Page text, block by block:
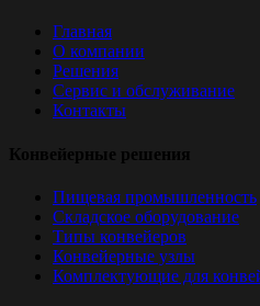
Главная
О компании
Решения
Сервис и обслуживание
Контакты
Конвейерные решения
Пищевая промышленность
Складское оборудование
Типы конвейеров
Конвейерные узлы
Комплектующие для